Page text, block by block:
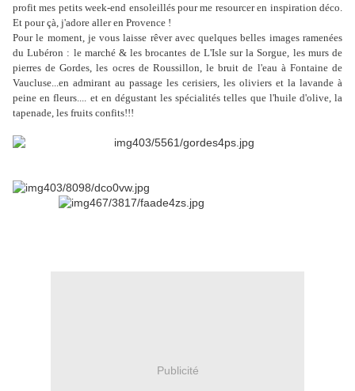
profit mes petits week-end ensoleillés pour me resourcer en inspiration déco.
Et pour çà, j'adore aller en Provence !
Pour le moment, je vous laisse rêver avec quelques belles images ramenées
du Lubéron : le marché & les brocantes de L'Isle sur la Sorgue, les murs de
pierres de Gordes, les ocres de Roussillon, le bruit de l'eau à Fontaine de
Vaucluse...en admirant au passage les cerisiers, les oliviers et la lavande à
peine en fleurs.... et en dégustant les spécialités telles que l'huile d'olive, la
tapenade, les fruits confits!!!
Publicité